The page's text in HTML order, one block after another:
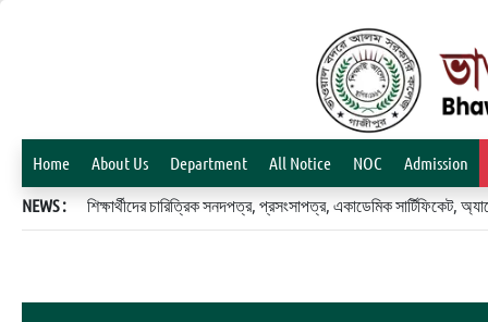
Home About Us Department All Notice NOC Admission
NEWS : শিক্ষার্থীদের চারিত্রিক সনদপত্র, প্রসংসাপত্র, একাডেমিক